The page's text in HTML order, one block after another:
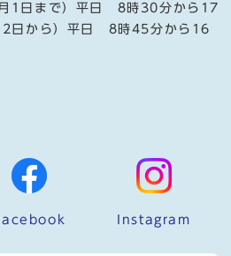
1日まで）平日 8時30分から17
2日から）平日 8時45分から16
Instagram